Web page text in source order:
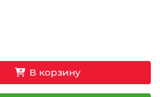
В корзину